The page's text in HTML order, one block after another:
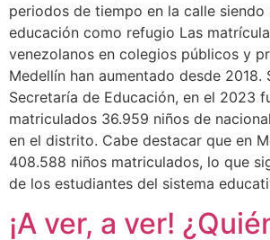
periodos de tiempo en la calle siendo
educación como refugio Las
venezolanos en colegios públicos y
Medellín han aumentado desde 2018.
Secretaría de Educación, en el 2023
matriculados 36.959 niños de
en el distrito. Cabe destacar que en
408.588 niños matriculados, lo que
de los estudiantes del sistema
¡A ver, a ver!